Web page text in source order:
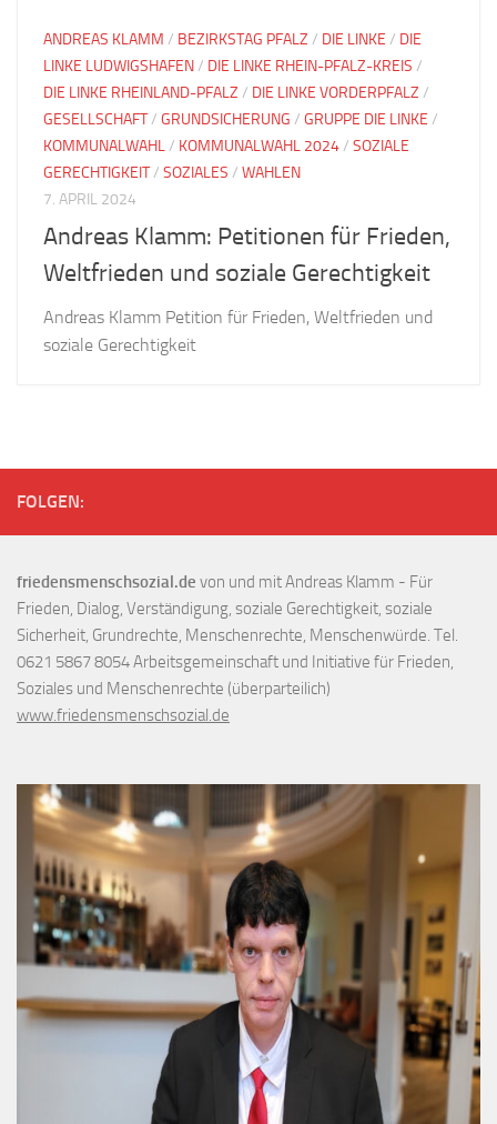
ANDREAS KLAMM / BEZIRKSTAG PFALZ / DIE LINKE / DIE
LINKE LUDWIGSHAFEN/ DIE LINKE RHEIN-PFALZ-KREIS /
DIE LINKE RHEINLAND-PFALZ / DIE LINKE VORDERPFALZ /
GESELLSCHAFT/ GRUNDSICHERUNG / GRUPPE DIE LINKE /
KOMMUNALWAHL/ KOMMUNALWAHL 2024/ SOZIALE
GERECHTIGKEIT/ SOZIALES / WAHLEN
7. APRIL 2024
Andreas Klamm: Petitionen für Frieden,
Weltfrieden und soziale Gerechtigkeit
Andreas Klamm Petition für Frieden, Weltfrieden und
soziale Gerechtigkeit
FOLGEN:
friedensmenschsozial.de von und mit Andreas Klamm - Für
Frieden, Dialog, Verständigung, soziale Gerechtigkeit, soziale
Sicherheit, Grundrechte, Menschenrechte, Menschenwürde. Tel.
0621 5867 8054 Arbeitsgemeinschaft und Initiative für Frieden,
Soziales und Menschenrechte (überparteilich)
www.friedensmenschsozial.de